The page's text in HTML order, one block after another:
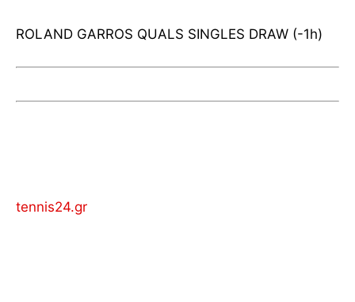
ROLAND GARROS QUALS SINGLES DRAW (-1h)
tennis24.gr